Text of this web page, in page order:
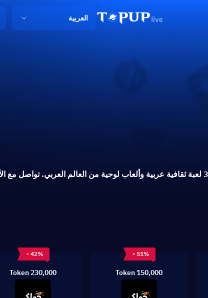
العربية
يستضيف جواكر أكثر من 35 لعبة ثقافية عربية وألعاب لوحية من العالم
- 51%
150,000 Token
- 42%
230,000 Token